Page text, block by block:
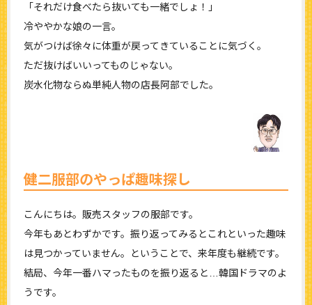
「それだけ食べたら抜いても一緒でしょ！」
冷ややかな娘の一言。
気がつけば徐々に体重が戻ってきていることに気づく。
ただ抜けばいいってものじゃない。
炭水化物ならぬ単純人物の店長阿部でした。
健二服部のやっぱ趣味探し
こんにちは。販売スタッフの服部です。
今年もあとわずかです。振り返ってみるとこれといった趣味
は見つかっていません。ということで、来年度も継続です。
結局、今年一番ハマったものを振り返ると…韓国ドラマのよ
うです。